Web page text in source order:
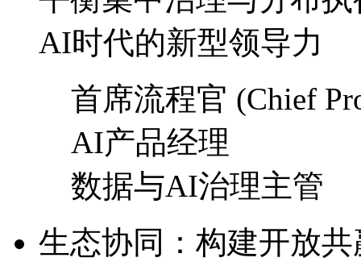
AI时代的新型领导力
首席流程官 (Chief
AI产品经理
数据与AI治理主管
生态协同：构建开放